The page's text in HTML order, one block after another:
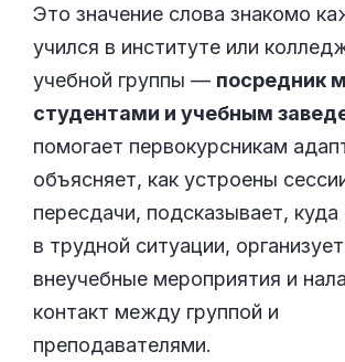
Это значение слова знакомо
учился в институте или
учебной группы — посредник
студентами и учебным
помогает первокурсникам
объясняет, как устроены
пересдачи, подсказывает, куда
в трудной ситуации,
внеучебные мероприятия и
контакт между группой и
преподавателями.